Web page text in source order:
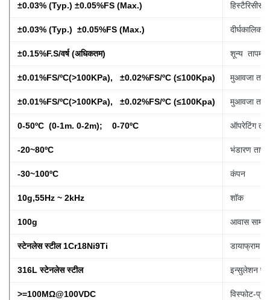
±0.03% (Typ.) ±0.05%FS (Max.) हिस्टैरिसीस
±0.03% (Typ.) ±0.05%FS (Max.) दीर्घकालिक
±0.15%F.S/वर्ष (अधिकतम) शून्य
±0.01%FS/ºC(>100KPa), ±0.02%FS/ºC (≤100Kpa) मुआवजा
±0.01%FS/ºC(>100KPa), ±0.02%FS/ºC (≤100Kpa) मुआवजा
0-50ºC (0-1m. 0-2m); 0-70ºC ऑपरेटिंग
-20~80ºC भंडारण
-30~100ºC कंपन
10g,55Hz ~ 2kHz शॉक
100g आवास
स्टेनलेस स्टील 1Cr18Ni9Ti डायाफ्राम
316L स्टेनलेस स्टील इन्सुलेशन
>=100MΩ@100VDC विस्फोट-